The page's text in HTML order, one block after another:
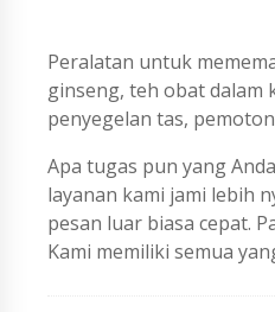
Peralatan untuk
ginseng, teh obat
penyegelan tas,
Apa tugas pun yang
layanan kami jami lebih
pesan luar biasa cepat.
Kami memiliki semua